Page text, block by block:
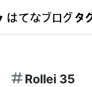
Rollei 35